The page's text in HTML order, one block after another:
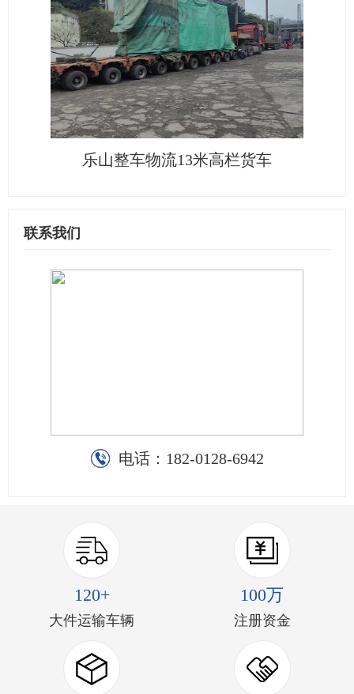
乐山整车物流13米高栏货车
联系我们
电话： 182-0128-6942
120+
大件运输车辆
100万
注册资金